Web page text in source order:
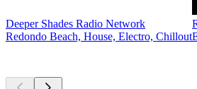
Deeper Shades Radio Network
Redondo Beach, House, Electro, Chillout